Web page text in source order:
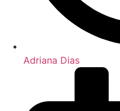
Adriana Dias